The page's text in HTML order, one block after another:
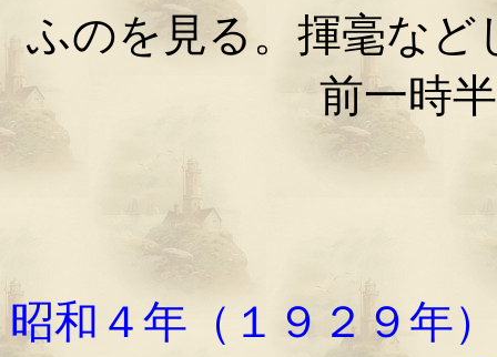
ふのを見る。揮毫など
前一時
昭和４年（１９２９年